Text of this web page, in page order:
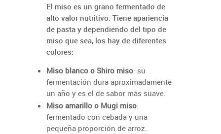
El miso es un grano fermentado de
alto valor nutritivo. Tiene apariencia
de pasta y dependiendo del tipo de
miso que sea, los hay de diferentes
colores:
Miso blanco o Shiro miso: su
fermentación dura aproximadamente
un año y es el de sabor más suave.
Miso amarillo o Mugi miso:
fermentado con cebada y una
pequeña proporción de arroz.